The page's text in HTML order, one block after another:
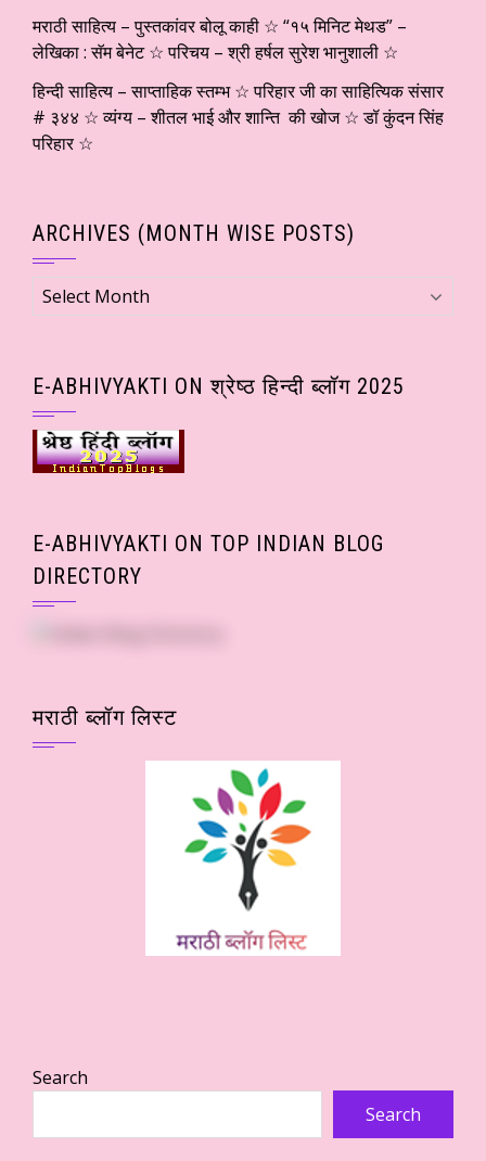
मराठी साहित्य – पुस्तकांवर बोलू काही ☆ “१५ मिनिट मेथड” –
लेखिका : सॅम बेनेट ☆ परिचय – श्री हर्षल सुरेश भानुशाली ☆
हिन्दी साहित्य – साप्ताहिक स्तम्भ ☆ परिहार जी का साहित्यिक संसार
# ३४४ ☆ व्यंग्य – शीतल भाई और शान्ति की खोज ☆ डॉ कुंदन सिंह
परिहार ☆
ARCHIVES (MONTH WISE POSTS)
Archives
(Month
E-ABHIVYAKTI ON श्रेष्ठ हिन्दी ब्लॉग 2025
E-ABHIVYAKTI ON TOP INDIAN BLOG
DIRECTORY
मराठी ब्लॉग लिस्ट
Search
Search